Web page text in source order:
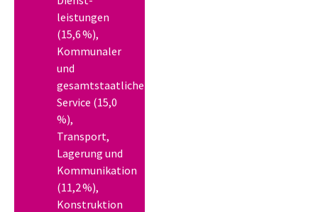
leistungen
(15,6 %),
Kommunaler
und
gesamtstaatlicher
Service (15,0
%),
Transport,
Lagerung und
Kommunikation
(11,2 %),
Konstruktion